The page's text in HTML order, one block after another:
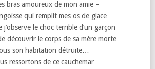
bras amoureux de mon amie –
qui remplit mes os de glace
j’observe le choc terrible d’un garçon
découvrir le corps de sa mère morte
son habitation détruite…
ressortons de ce cauchemar